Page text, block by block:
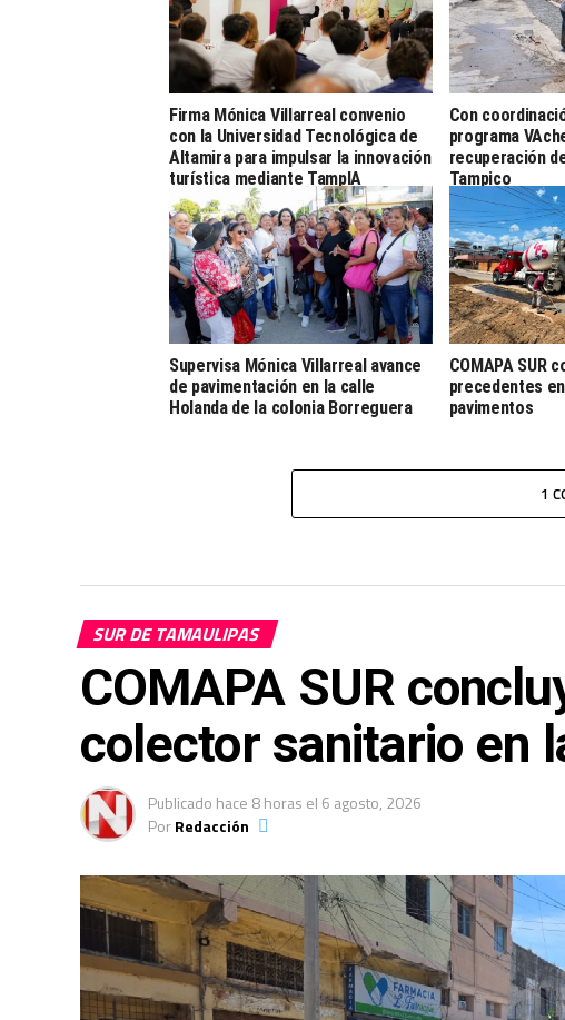
Firma Mónica Villarreal convenio
con la Universidad Tecnológica de
Altamira para impulsar la innovación
turística mediante TampIA
Con
programa
recuperación
Tampico
Supervisa Mónica Villarreal avance
de pavimentación en la calle
Holanda de la colonia Borreguera
COMAPA SUR
precedentes
pavimentos
1
SUR DE TAMAULIPAS
COMAPA SUR
colector sanitario en
Publicado hace 8 horas el 6 agosto, 2026
PorRedacción